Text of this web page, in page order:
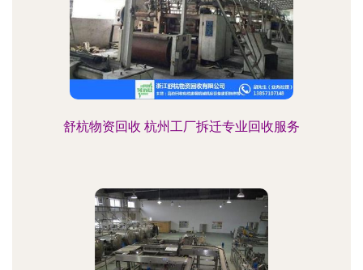
舒杭物资回收 杭州工厂拆迁专业回收服务